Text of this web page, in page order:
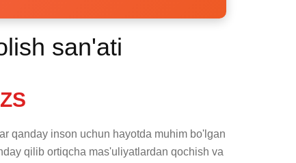
san'ati
qanday inson uchun hayotda muhim bo'lgan
qilib ortiqcha mas'uliyatlardan qochish va